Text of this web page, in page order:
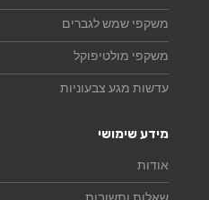
משקפי שמש לגברים
משקפי מולטיפוקל
עדשות מגע צבעוניות
מידע שימושי
אודות